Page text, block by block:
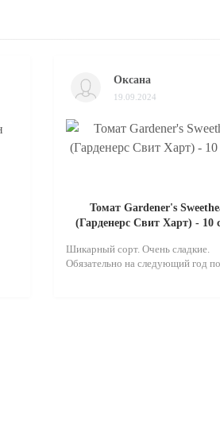
Оксана
19.09.2024
Томат Gardener's
(Гарденерс Свит Харт) - 10
Шикарный сорт. Очень сладкие.
Обязательно на следующий год